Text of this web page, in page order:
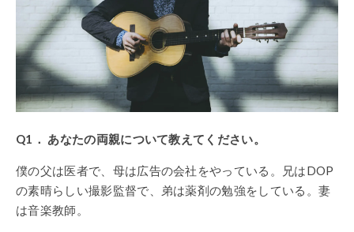
Q1． あなたの両親について教えてください。
僕の父は医者で、母は広告の会社をやっている。兄はDOP
の素晴らしい撮影監督で、弟は薬剤の勉強をしている。妻
は音楽教師。